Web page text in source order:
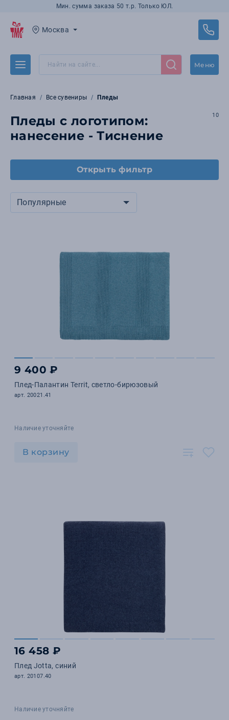
Мин. сумма заказа 50 т.р. Только ЮЛ.
Москва
Меню
Главная Все сувениры Пледы
Пледы с логотипом:
нанесение - Тиснение
10
Открыть фильтр
Популярные
9 400 ₽
Плед-Палантин Territ, светло-бирюзовый
арт. 20021.41
Наличие уточняйте
В корзину
16 458 ₽
Плед Jotta, синий
арт. 20107.40
Наличие уточняйте